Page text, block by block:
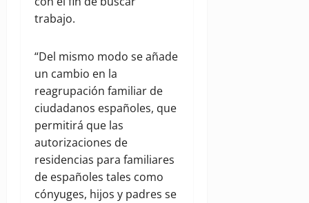
trabajo.
“Del mismo modo se añade
un cambio en la
reagrupación familiar de
ciudadanos españoles, que
permitirá que las
autorizaciones de
residencias para familiares
de españoles tales como
cónyuges, hijos y padres se